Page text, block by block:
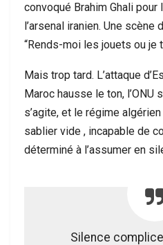
convoqué Brahim Ghali
l’arsenal iranien. Une scène
“Rends-moi les jouets ou je
Mais trop tard. L’attaque
Maroc hausse le ton, l’ONU
s’agite, et le régime
sablier vide , incapable de
déterminé à l’assumer en
Silence